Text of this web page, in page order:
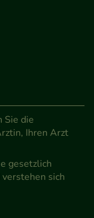
es uns
Inhalte
sich
der Nutzung
Hilfe wir
können,
die
für Sie
Sie die
Ihren Arzt
gesetzlich
sich